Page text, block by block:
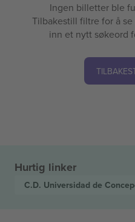
Ingen billetter ble
Tilbakestill filtre for å
inn et nytt søkeord
Hurtig linker
C.D. Universidad de